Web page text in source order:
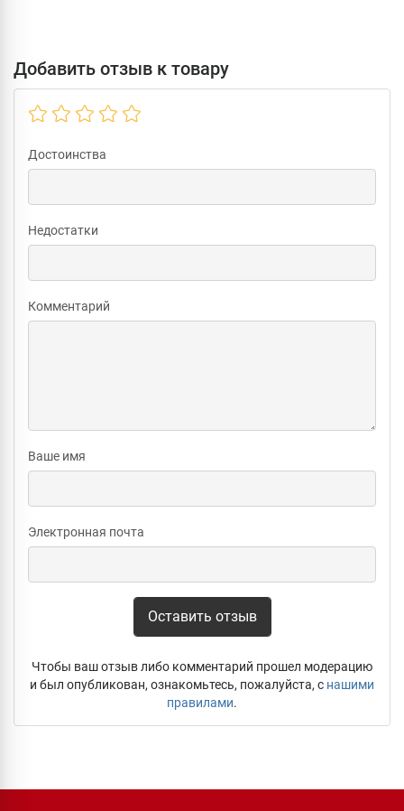
Добавить отзыв к товару
Достоинства
Недостатки
Комментарий
Ваше имя
Электронная почта
Оставить отзыв
Чтобы ваш отзыв либо комментарий прошел модерацию
и был опубликован, ознакомьтесь, пожалуйста, с нашими
правилами.